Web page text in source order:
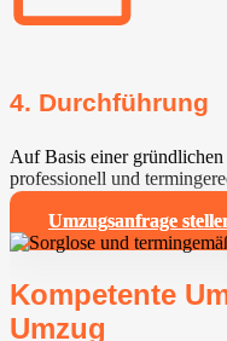
4. Durchführung
Auf Basis einer
professionell und
Umzugsanfrage
Kompetente
Umzug